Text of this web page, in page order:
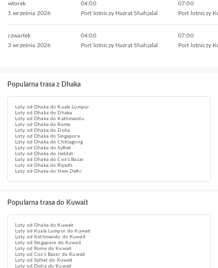
wtorek
1 września 2026
04:00
Port lotniczy Hazrat Shahjalal
07:00
Port lotniczy
czwartek
3 września 2026
04:00
Port lotniczy Hazrat Shahjalal
07:00
Port lotniczy
Popularna trasa z Dhaka
Loty od Dhaka do Kuala Lumpur
Loty od Dhaka do Dhaka
Loty od Dhaka do Kathmandu
Loty od Dhaka do Rome
Loty od Dhaka do Doha
Loty od Dhaka do Singapore
Loty od Dhaka do Chittagong
Loty od Dhaka do Sylhet
Loty od Dhaka do Jeddah
Loty od Dhaka do Cox's Bazar
Loty od Dhaka do Riyadh
Loty od Dhaka do New Delhi
Popularna trasa do Kuwait
Loty od Dhaka do Kuwait
Loty od Kuala Lumpur do Kuwait
Loty od Kathmandu do Kuwait
Loty od Singapore do Kuwait
Loty od Rome do Kuwait
Loty od Cox's Bazar do Kuwait
Loty od Sylhet do Kuwait
Loty od Doha do Kuwait